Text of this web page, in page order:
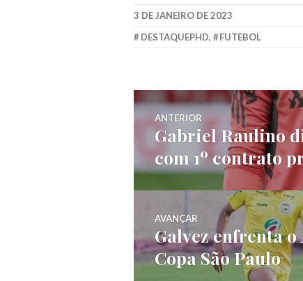
3 DE JANEIRO DE 2023
DESTAQUEPHD, FUTEBOL
ANTERIOR
Gabriel Raulino
com 1º contrato
AVANÇAR
Galvez enfrenta
Copa São Paulo